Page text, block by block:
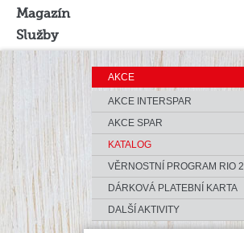
Magazín
Služby
AKCE
AKCE INTERSPAR
AKCE SPAR
KATALOG
VĚRNOSTNÍ PROGRAM RIO 2
DÁRKOVÁ PLATEBNÍ KARTA
DALŠÍ AKTIVITY